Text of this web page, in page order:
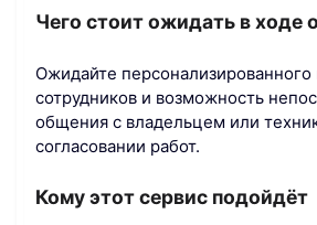
Чего стоит ожидать в ходе
Ожидайте персонализированного
сотрудников и возможность
общения с владельцем или
согласовании работ.
Кому этот сервис подойдёт